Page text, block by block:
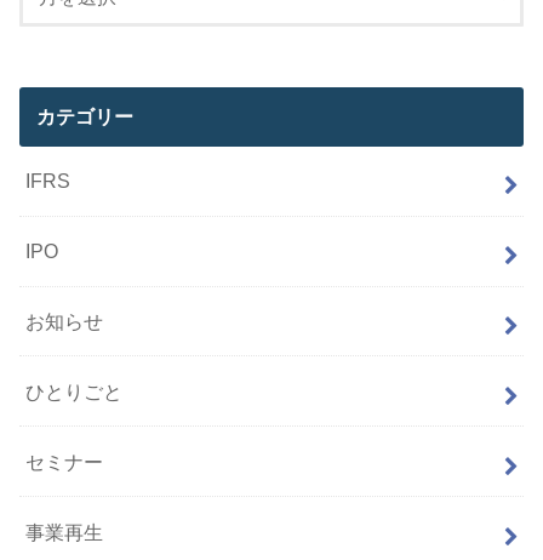
カテゴリー
IFRS
IPO
お知らせ
ひとりごと
セミナー
事業再生